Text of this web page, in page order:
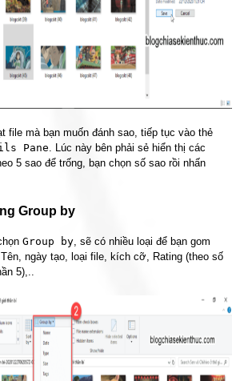
file mà bạn muốn đánh sao, tiếp tục vào thẻ
Pane . Lúc này bên phải sẻ hiển thị các
5 sao để trống, bạn chọn số sao rồi nhấn
Group by
Group by , sẽ có nhiều loại để bạn gom
ngày tạo, loại file, kích cỡ, Rating (theo số
5),..